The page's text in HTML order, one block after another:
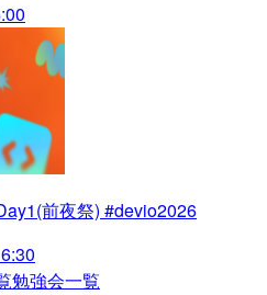
前夜祭) #devio2026
勉強会一覧